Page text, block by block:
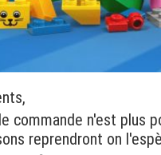
commande n'est plus
reprendront on